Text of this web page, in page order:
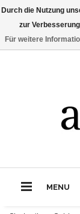
MENU
Durch die Nutzung
zur
Für weitere